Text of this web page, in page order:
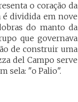
o coração da
é dividida em nove
do manto da
que governava
de construir uma
del Campo serve
sela: "o Palio".